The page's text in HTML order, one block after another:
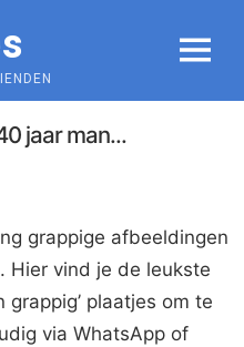
MENU
jaar man...
grappige afbeeldingen
Hier vind je de leukste
grappig’ plaatjes om te
via WhatsApp of